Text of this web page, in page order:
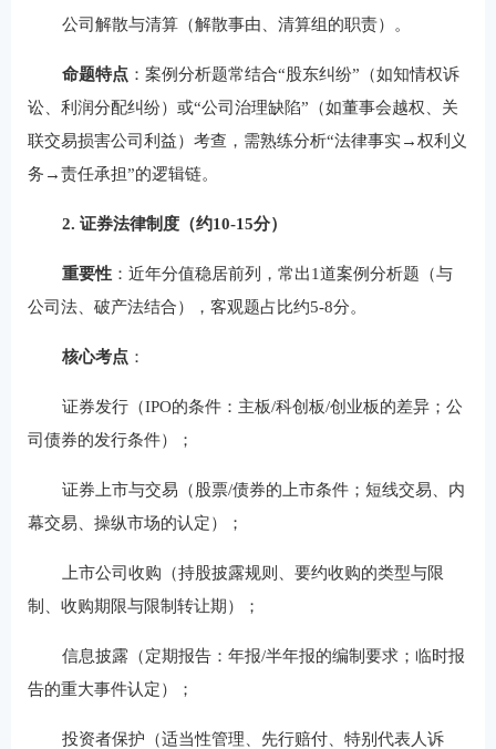
公司解散与清算（解散事由、清算组的职责）。
命题特点：案例分析题常结合“股东纠纷”（如知情权诉
讼、利润分配纠纷）或“公司治理缺陷”（如董事会越权、关
联交易损害公司利益）考查，需熟练分析“法律事实→权利义
务→责任承担”的逻辑链。
2. 证券法律制度（约10-15分）
重要性：近年分值稳居前列，常出1道案例分析题（与
公司法、破产法结合），客观题占比约5-8分。
核心考点：
证券发行（IPO的条件：主板/科创板/创业板的差异；公
司债券的发行条件）；
证券上市与交易（股票/债券的上市条件；短线交易、内
幕交易、操纵市场的认定）；
上市公司收购（持股披露规则、要约收购的类型与限
制、收购期限与限制转让期）；
信息披露（定期报告：年报/半年报的编制要求；临时报
告的重大事件认定）；
投资者保护（适当性管理、先行赔付、特别代表人诉